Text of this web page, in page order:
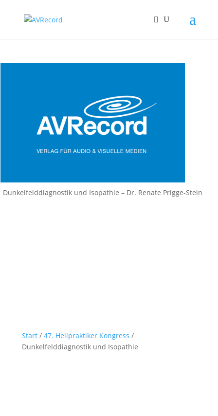
Dunkelfelddiagnostik und Isopathie – Dr. Renate Prigge-Stein
Start/ 47. Heilpraktiker Kongress /
Dunkelfelddiagnostik und Isopathie